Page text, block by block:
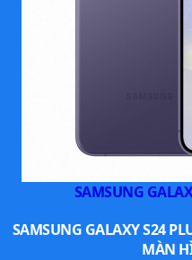
SAMSUNG
SAMSUNG GALAXY S24
MÀN